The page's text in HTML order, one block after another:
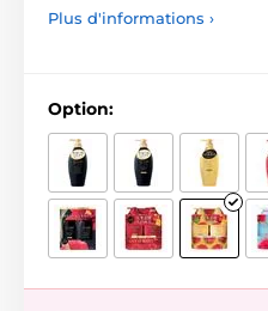
Plus d'informations ›
Option: